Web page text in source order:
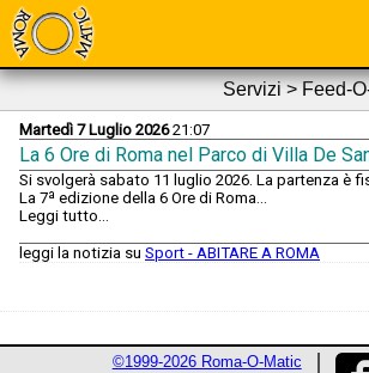
Servizi > Feed-
Martedì 7 Luglio 202621:07
La 6 Ore di Roma nel Parco di Villa De
Si svolgerà sabato 11 luglio 2026. La partenza è
La 7ª edizione della 6 Ore di Roma...
Leggi tutto...
leggi la notizia su Sport - ABITARE A ROMA
©1999-2026 Roma-O-Matic